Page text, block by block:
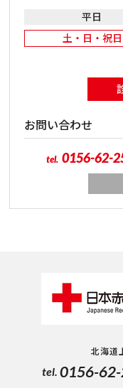
平日
土・日・祝日
お問い合わせ
tel. 0156-62-
北海道
tel. 0156-